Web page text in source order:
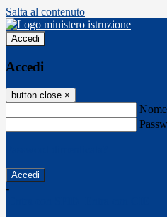
Salta al contenuto
Accedi
Accedi
button close ×
-